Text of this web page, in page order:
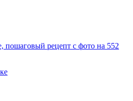
пошаговый рецепт с фото на 552